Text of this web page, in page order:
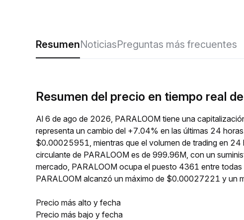
ResumenNoticiasPreguntas más frecuentes
Resumen del precio en tiempo real
Al 6 de ago de 2026, PARALOOM tiene una
representa un cambio del +7.04% en las últimas 24
$0.00025951, mientras que el volumen de trading en 24
circulante de PARALOOM es de 999.96M, con un
mercado, PARALOOM ocupa el puesto 4361 entre
PARALOOM alcanzó un máximo de $0.00027221 y un
Precio más alto y fecha
Precio más bajo y fecha